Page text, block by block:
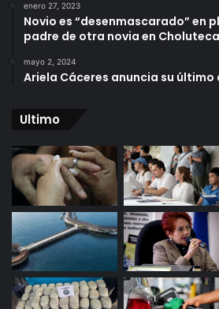
enero 27, 2023
Novio es “desenmascarado” en
padre de otra novia en Choluteca
mayo 2, 2024
Ariela Cáceres anuncia su último
Ultimo